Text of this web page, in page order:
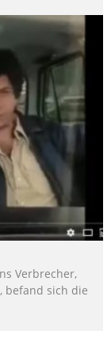
Verbrecher,
befand sich die